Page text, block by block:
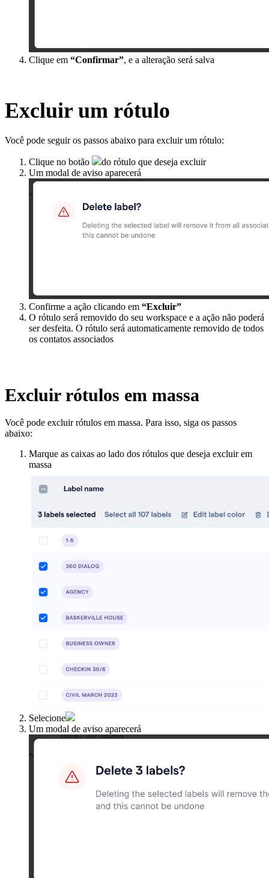
Clique em “Confirmar”, e a alteração será salva
Excluir um rótulo
Você pode seguir os passos abaixo para excluir um rótulo:
Clique no botão
do rótulo que deseja excluir
Um modal de aviso aparecerá
Confirme a ação clicando em “Excluir”
O rótulo será removido do seu workspace e a ação não poderá
ser desfeita. O rótulo será automaticamente removido de todos
os contatos associados
Excluir rótulos em massa
Você pode excluir rótulos em massa. Para isso, siga os passos
abaixo:
Marque as caixas ao lado dos rótulos que deseja excluir em
massa
Selecione
Um modal de aviso aparecerá